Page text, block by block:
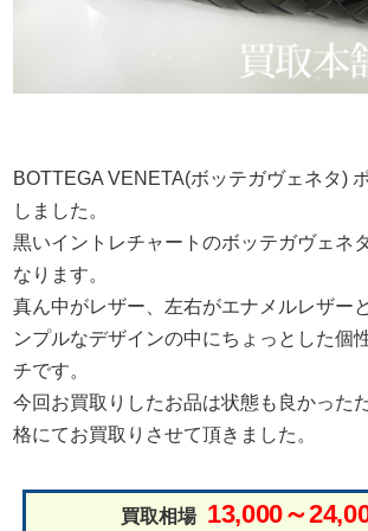
BOTTEGA VENETA(ボッテガヴェネタ)
しました。
黒いイントレチャートのボッテガヴェネ
なります。
真ん中がレザー、左右がエナメルレザー
ンプルなデザインの中にちょっとした個
チです。
今回お買取りしたお品は状態も良かった
格にてお買取りさせて頂きました。
買取相場 13,000～